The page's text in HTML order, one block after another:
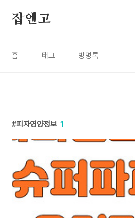
잡엔고
홈 태그 방명록
피자영양정보 1